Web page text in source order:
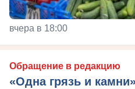
вчера в 18:00
Обращение в редакцию
«Одна грязь и